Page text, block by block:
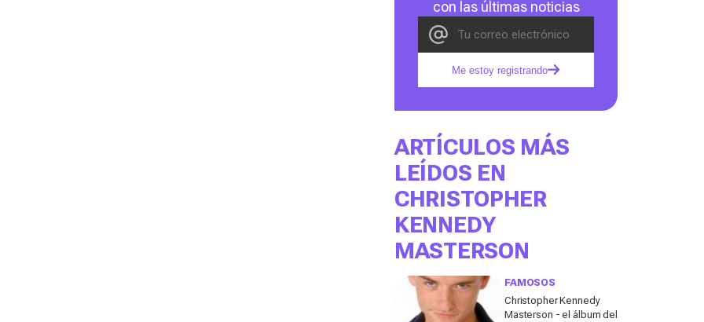
con las últimas noticias
Me estoy registrando
ARTÍCULOS MÁS
LEÍDOS EN
CHRISTOPHER
KENNEDY
MASTERSON
FAMOSOS
Christopher Kennedy
Masterson - el álbum del